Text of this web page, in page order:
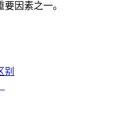
因素之一。
别